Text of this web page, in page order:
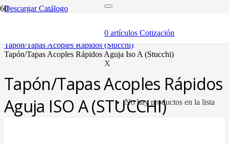
0 artículos Cotización
X
No hay productos en la lista
Descargar Catálogo
tapón/tapas acoples rápidos (stucchi)
tapón/tapas acoples rápidos aguja iso a (stucchi)
Tapón/Tapas Acoples Rápidos
Aguja ISO A (STUCCHI)